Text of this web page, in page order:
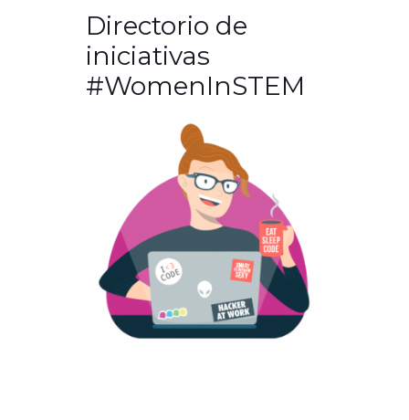
Directorio de
iniciativas
#WomenInSTEM